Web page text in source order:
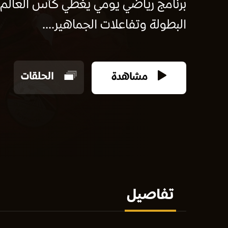
البطولة وتفاعلات الجماهير....
مشاهدة الحلقات
تفاصيل